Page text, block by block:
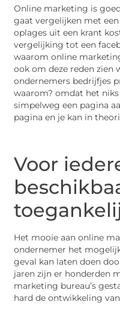
Online marketing is
gaat vergelijken met
oplages uit een krant
vergelijking tot een
waarom online
ook om deze reden zien
ondernemers bedrijfjes
waarom? omdat het
simpelweg een pagina
pagina en je kan in
Voor
Het mooie aan online
ondernemer het
geval kan laten doen
jaren zijn er honderden
marketing bureau’s
hard de ontwikkeling